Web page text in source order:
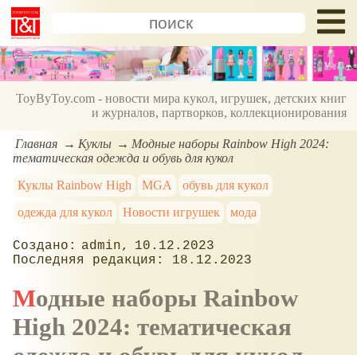
ToyByToy.com - новости мира кукол, игрушек, детских книг
и журналов, партворков, коллекционирования
Главная Куклы
Модные наборы Rainbow High 2024:
тематическая одежда и обувь для кукол
Куклы Rainbow High
MGA
обувь для кукол
одежда для кукол
Новости игрушек мода
admin
10.12.2023
18.12.2023
Модные наборы Rainbow
High 2024: тематическая